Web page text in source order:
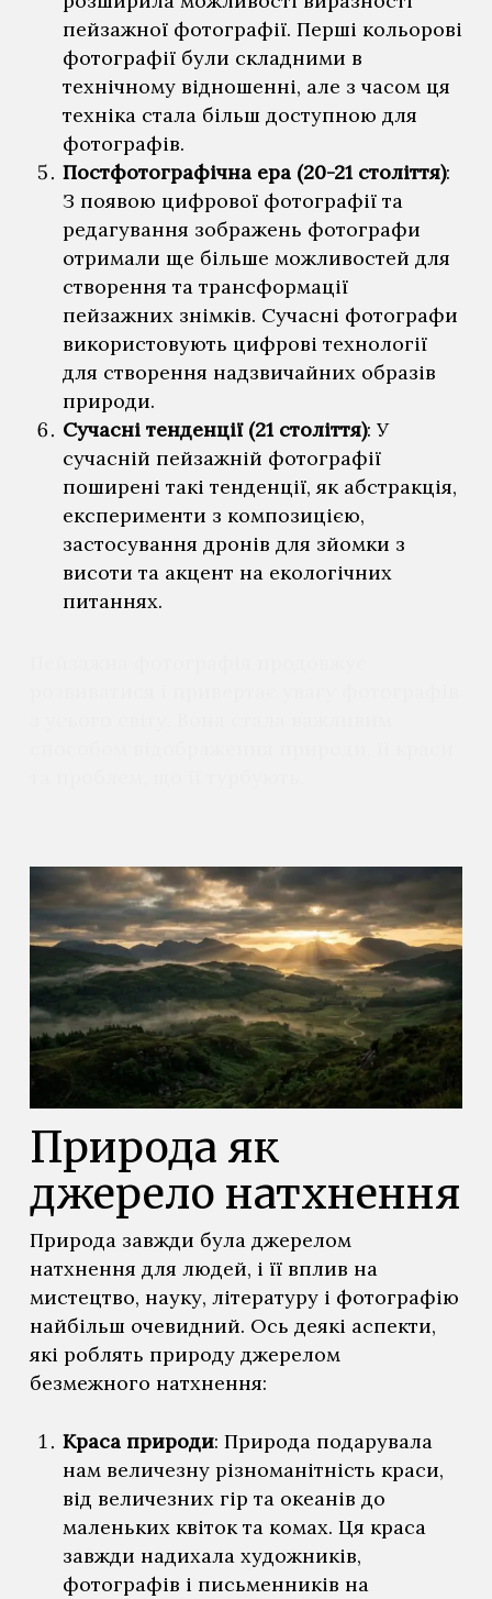
пейзажної фотографії. Перші кольорові
фотографії були складними в
технічному відношенні, але з часом ця
техніка стала більш доступною для
фотографів.
Постфотографічна ера (20-21 століття):
З появою цифрової фотографії та
редагування зображень фотографи
отримали ще більше можливостей для
створення та трансформації
пейзажних знімків. Сучасні фотографи
використовують цифрові технології
для створення надзвичайних образів
природи.
Сучасні тенденції (21 століття): У
сучасній пейзажній фотографії
поширені такі тенденції, як абстракція,
експерименти з композицією,
застосування дронів для зйомки з
висоти та акцент на екологічних
питаннях.
Природа як
джерело натхнення
Природа завжди була джерелом
натхнення для людей, і її вплив на
мистецтво, науку, літературу і фотографію
найбільш очевидний. Ось деякі аспекти,
які роблять природу джерелом
безмежного натхнення:
Краса природи: Природа подарувала
нам величезну різноманітність краси,
від величезних гір та океанів до
маленьких квіток та комах. Ця краса
завжди надихала художників,
фотографів і письменників на